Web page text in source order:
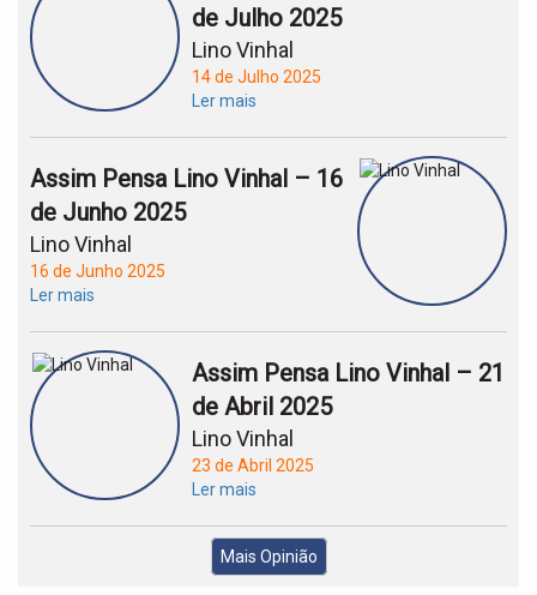
de Julho 2025
Lino Vinhal
14 de Julho 2025
Ler mais
Assim Pensa Lino Vinhal – 16
de Junho 2025
Lino Vinhal
16 de Junho 2025
Ler mais
Assim Pensa Lino Vinhal – 21
de Abril 2025
Lino Vinhal
23 de Abril 2025
Ler mais
Mais Opinião